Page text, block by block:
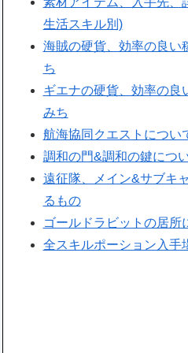
生活スキル別)
海賊の硬貨、効率の良い
ち
ギエナの硬貨、効率の良
みち
航海協同クエストについ
調和の門&調和の鍵につ
遠征隊、メイン&サブキ
るもの
ゴールドラビットの居所
全スキルポーション入手